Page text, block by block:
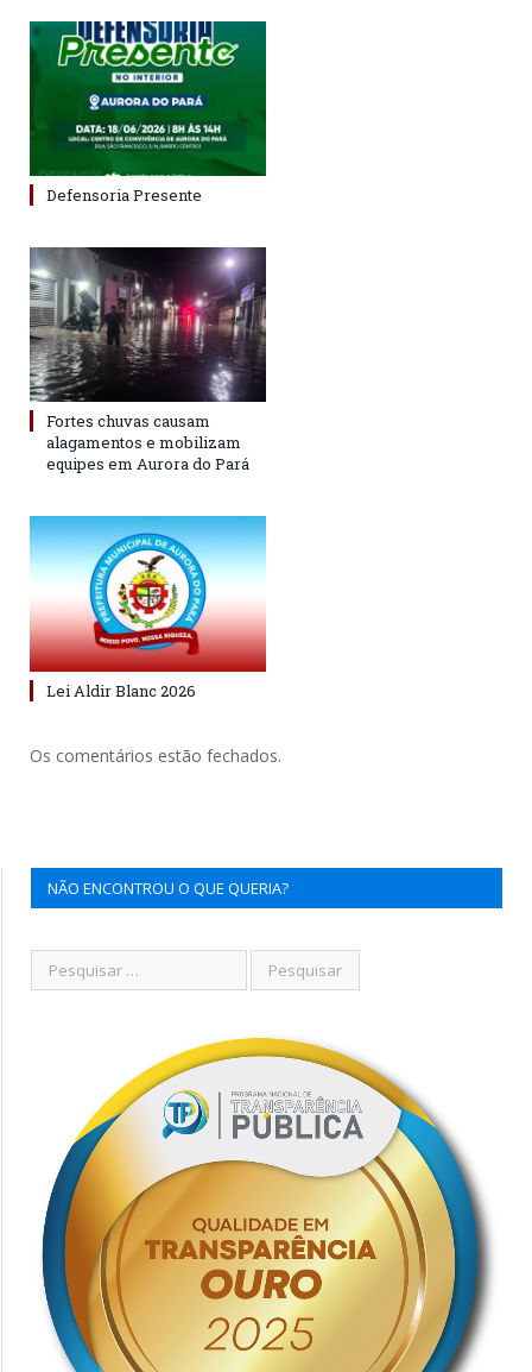
Defensoria Presente
Fortes chuvas causam
alagamentos e mobilizam
equipes em Aurora do Pará
Lei Aldir Blanc 2026
Os comentários estão fechados.
NÃO ENCONTROU O QUE QUERIA?